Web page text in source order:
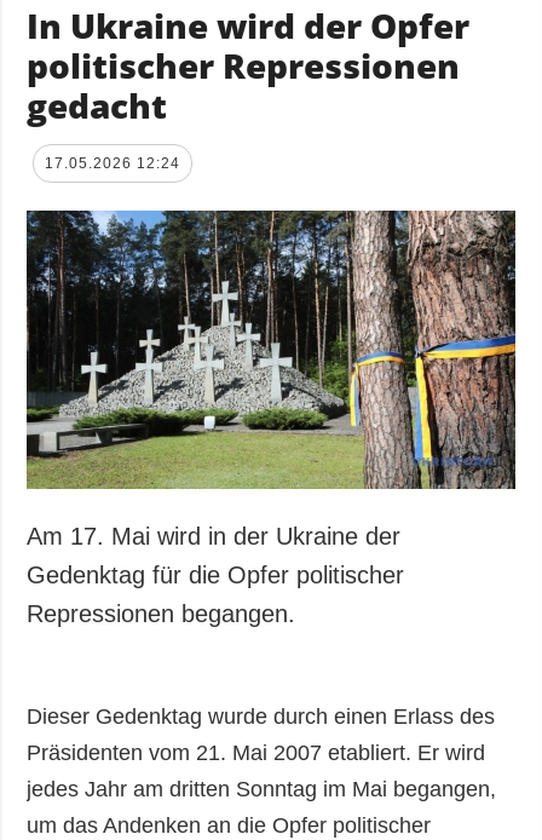
In Ukraine wird der Opfer
politischer Repressionen
gedacht
17.05.2026 12:24
Am 17. Mai wird in der Ukraine der
Gedenktag für die Opfer politischer
Repressionen begangen.
Dieser Gedenktag wurde durch einen Erlass des
Präsidenten vom 21. Mai 2007 etabliert. Er wird
jedes Jahr am dritten Sonntag im Mai begangen,
um das Andenken an die Opfer politischer